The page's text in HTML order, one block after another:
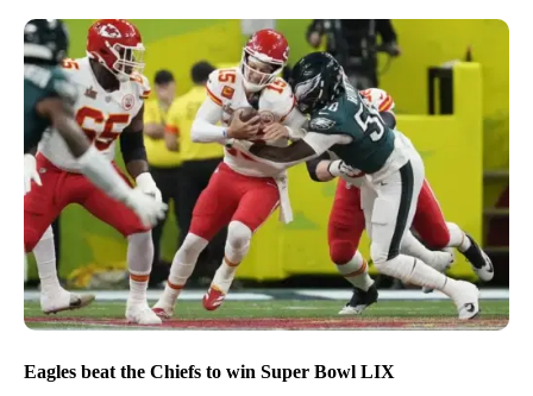
Eagles beat the Chiefs to win Super Bowl LIX